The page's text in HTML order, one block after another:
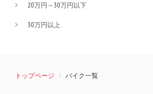
20万円～30万円以下
30万円以上
トップページ バイク一覧